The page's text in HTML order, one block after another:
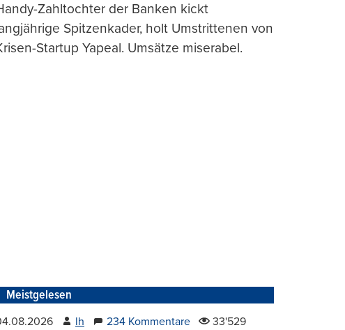
Zahltochter der Banken kickt
Spitzenkader, holt Umstrittenen von
Startup Yapeal. Umsätze miserabel.
Meistgelesen
lh 234 Kommentare 33'529